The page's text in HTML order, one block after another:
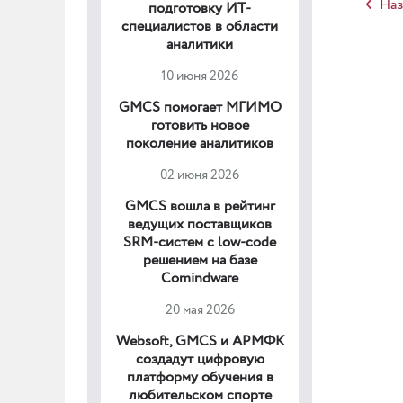
подготовку ИТ-
специалистов в области
аналитики
10 июня 2026
GMCS помогает МГИМО
готовить новое
поколение аналитиков
02 июня 2026
GMCS вошла в рейтинг
ведущих поставщиков
SRM-систем с low-code
решением на базе
Comindware
20 мая 2026
Websoft, GMCS и АРМФК
создадут цифровую
платформу обучения в
любительском спорте